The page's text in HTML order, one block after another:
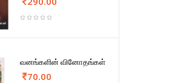
வனங்களின் வினோதங்கள்
70.00